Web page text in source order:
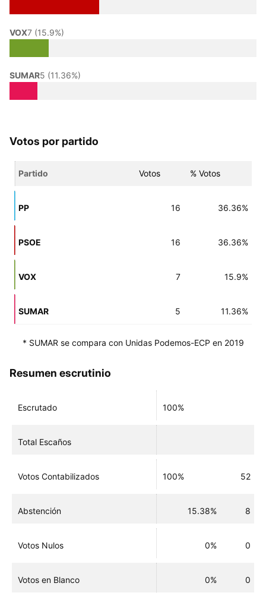
VOX7 (15.9%)
SUMAR5 (11.36%)
Votos por partido
Partido Votos % Votos
PP 16 36.36%
PSOE 16 36.36%
VOX 7 15.9%
SUMAR 5 11.36%
* SUMAR se compara con Unidas Podemos-ECP en 2019
Resumen escrutinio
Escrutado 100%
Total Escaños
Votos Contabilizados 100% 52
Abstención 15.38% 8
Votos Nulos 0% 0
Votos en Blanco 0% 0